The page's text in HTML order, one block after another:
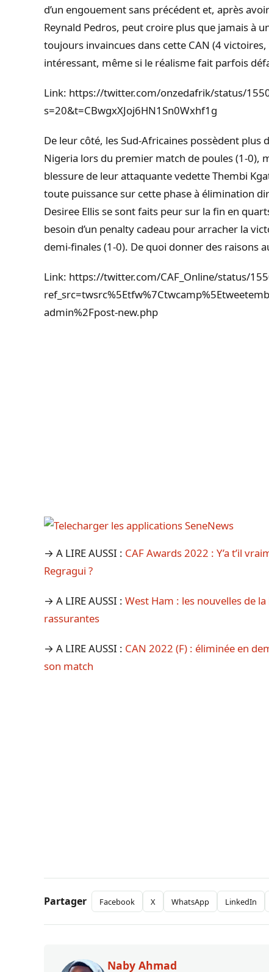
d’un engouement sans précédent et, après
Reynald Pedros, peut croire plus que jamais à
toujours invaincues dans cette CAN (4
intéressant, même si le réalisme fait parfois
Link: https://twitter.com/onzedafrik/status/
s=20&t=CBwgxXJoj6HN1Sn0Wxhf1g
De leur côté, les Sud-Africaines possèdent plus
Nigeria lors du premier match de poules (1-0),
blessure de leur attaquante vedette Thembi
toute puissance sur cette phase à élimination
Desiree Ellis se sont faits peur sur la fin en
besoin d’un penalty cadeau pour arracher la
demi-finales (1-0). De quoi donner des raisons
Link: https://twitter.com/CAF_Online/status/
admin%2Fpost-new.php
→ A LIRE AUSSI : CAF Awards 2022 : Y’a t’il
Regragui ?
→ A LIRE AUSSI : West Ham : les nouvelles de
rassurantes
→ A LIRE AUSSI : CAN 2022 (F) : éliminée en
son match
Partager Facebook X WhatsApp LinkedIn
Naby Ahmad